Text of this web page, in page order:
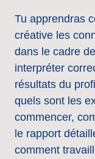
Tu apprendras
créative les
dans le cadre
interpréter
résultats du
quels sont les
commencer,
le rapport
comment